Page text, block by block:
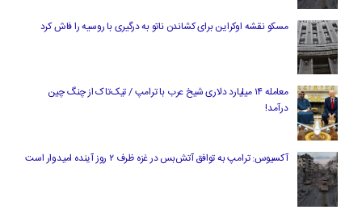
مسکو نقشه اوکراین برای کشاندن ناتو به درگیری با روسیه را فاش کرد
معامله ۱۴ میلیارد دلاری شیخ عرب با ترامپ / تیک‌تاک از چنگ چین
درآمد!
آکسیوس: ترامپ به توافق آتش‌بس در غزه ظرف ۲ روز آینده امیدوار است